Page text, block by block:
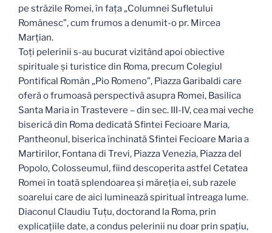
pe străzile Romei, în fața „Columnei Sufletului
Românesc”, cum frumos a denumit-o pr. Mircea
Marțian.
Toți pelerinii s-au bucurat vizitând apoi obiective
spirituale și turistice din Roma, precum Colegiul
Pontifical Român „Pio Romeno”, Piazza Garibaldi care
oferă o frumoasă perspectivă asupra Romei, Basilica
Santa Maria in Trastevere – din sec. III-IV, cea mai veche
biserică din Roma dedicată Sfintei Fecioare Maria,
Pantheonul, biserica închinată Sfintei Fecioare Maria a
Martirilor, Fontana di Trevi, Piazza Venezia, Piazza del
Popolo, Colosseumul, fiind descoperita astfel Cetatea
Romei în toată splendoarea și măreția ei, sub razele
soarelui care de aici luminează spiritual întreaga lume.
Diaconul Claudiu Tuțu, doctorand la Roma, prin
explicațiile date, a condus pelerinii nu doar prin spațiu,